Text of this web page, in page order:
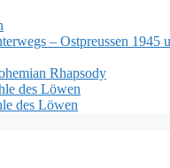
– Ostpreussen 1945
Rhapsody
des Löwen
des Löwen